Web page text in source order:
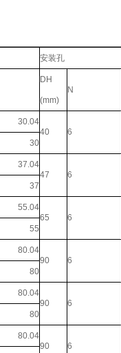
安装孔
DH
(mm)
N
30.04
40
6
30
37.04
47
6
37
55.04
65
6
55
80.04
90
6
80
80.04
90
6
80
80.04
90
6